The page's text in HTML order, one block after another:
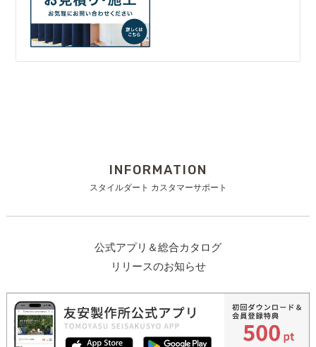
INFORMATION
スタイルダート カスタマーサポート
公式アプリ＆総合カタログ
リリースのお知らせ